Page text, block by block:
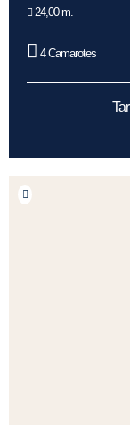
24,00 m.
4 Camarotes